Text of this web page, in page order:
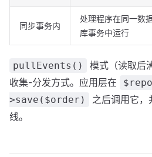
同步事务内
处理程序在同一数
库事务中运行
pullEvents()
模式（读取后
收集-分发方式。应用层在
>save($order)
之后调用它，
线。